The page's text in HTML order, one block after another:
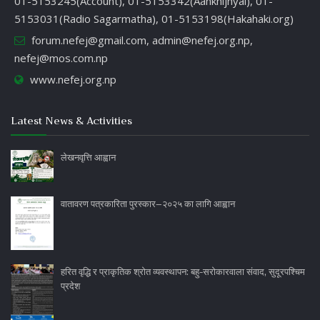
5153031(Radio Sagarmatha), 01-5153198(Hakahaki.org)
forum.nefej@gmail.com, admin@nefej.org.np,
nefej@mos.com.np
www.nefej.org.np
Latest News & Activities
लेखनवृत्ति आह्वान
वातावरण पत्रकारिता पुरस्कार–२०२५ का लागि आह्वान
हरित वृद्धि र प्राकृतिक श्रोत व्यवस्थापन: बहु-सरोकारवाला संवाद, सुदूरपश्चिम
प्रदेश